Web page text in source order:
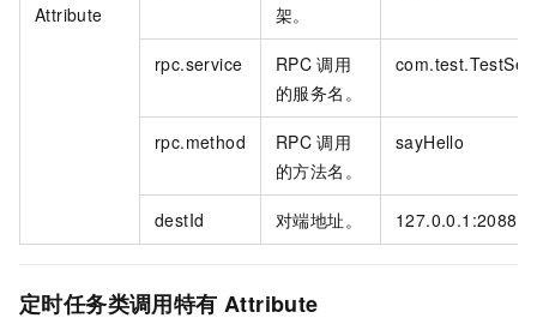
Attribute
架。
rpc.service RPC 调用
的服务名。
rpc.method RPC 调用
的方法名。
sayHello
destId 对端地址。 127.0.0.1:20880
定时任务类调用特有 Attribute